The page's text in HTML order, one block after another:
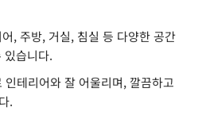
, 주방, 거실, 침실 등 다양한 공간
있습니다.
인테리어와 잘 어울리며, 깔끔하고
.